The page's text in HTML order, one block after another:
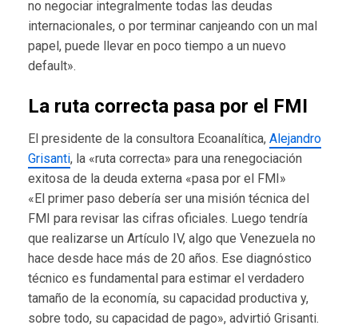
no negociar integralmente todas las deudas
internacionales, o por terminar canjeando con un mal
papel, puede llevar en poco tiempo a un nuevo
default».
La ruta correcta pasa por el FMI
El presidente de la consultora Ecoanalítica, Alejandro
Grisanti, la «ruta correcta» para una renegociación
exitosa de la deuda externa «pasa por el FMI»
«El primer paso debería ser una misión técnica del
FMI para revisar las cifras oficiales. Luego tendría
que realizarse un Artículo IV, algo que Venezuela no
hace desde hace más de 20 años. Ese diagnóstico
técnico es fundamental para estimar el verdadero
tamaño de la economía, su capacidad productiva y,
sobre todo, su capacidad de pago», advirtió Grisanti.